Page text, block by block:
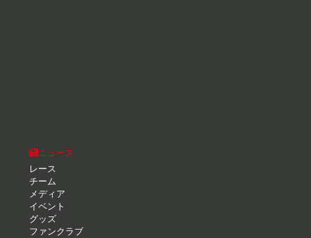
ニュース
レース
チーム
メディア
イベント
グッズ
ファンクラブ